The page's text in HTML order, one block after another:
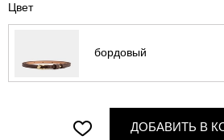
Цвет
бордовый
ДОБАВИТЬ В